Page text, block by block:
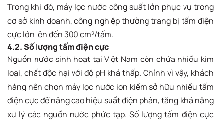
Trong khi đó, máy lọc nước công suất lớn phục vụ trong
cơ sở kinh doanh, công nghiệp thường trang bị tấm điện
cực lớn lên đến 300 cm²/tấm.
4.2. Số lượng tấm điện cực
Nguồn nước sinh hoạt tại Việt Nam còn chứa nhiều kim
loại, chất độc hại với độ pH khá thấp. Chính vì vậy, khách
hàng nên chọn máy lọc nước ion kiềm sở hữu nhiều tấm
điện cực để nâng cao hiệu suất điện phân, tăng khả năng
xử lý các nguồn nước phức tạp. Số lượng tấm điện cực